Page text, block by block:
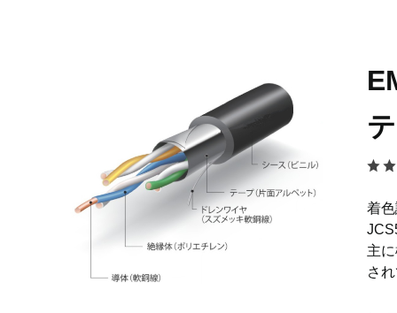
着
主
さ